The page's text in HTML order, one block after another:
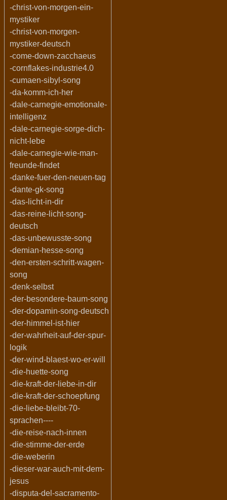
-christ-von-morgen-ein-
mystiker
-christ-von-morgen-
mystiker-deutsch
-come-down-zacchaeus
-cornflakes-industrie4.0
-cumaen-sibyl-song
-da-komm-ich-her
-dale-carnegie-emotionale-
intelligenz
-dale-carnegie-sorge-dich-
nicht-lebe
-dale-carnegie-wie-man-
freunde-findet
-danke-fuer-den-neuen-tag
-dante-gk-song
-das-licht-in-dir
-das-reine-licht-song-
deutsch
-das-unbewusste-song
-demian-hesse-song
-den-ersten-schritt-wagen-
song
-denk-selbst
-der-besondere-baum-song
-der-dopamin-song-deutsch
-der-himmel-ist-hier
-der-wahrheit-auf-der-spur-
logik
-der-wind-blaest-wo-er-will
-die-huette-song
-die-kraft-der-liebe-in-dir
-die-kraft-der-schoepfung
-die-liebe-bleibt-70-
sprachen----
-die-reise-nach-innen
-die-stimme-der-erde
-die-weberin
-dieser-war-auch-mit-dem-
jesus
-disputa-del-sacramento-